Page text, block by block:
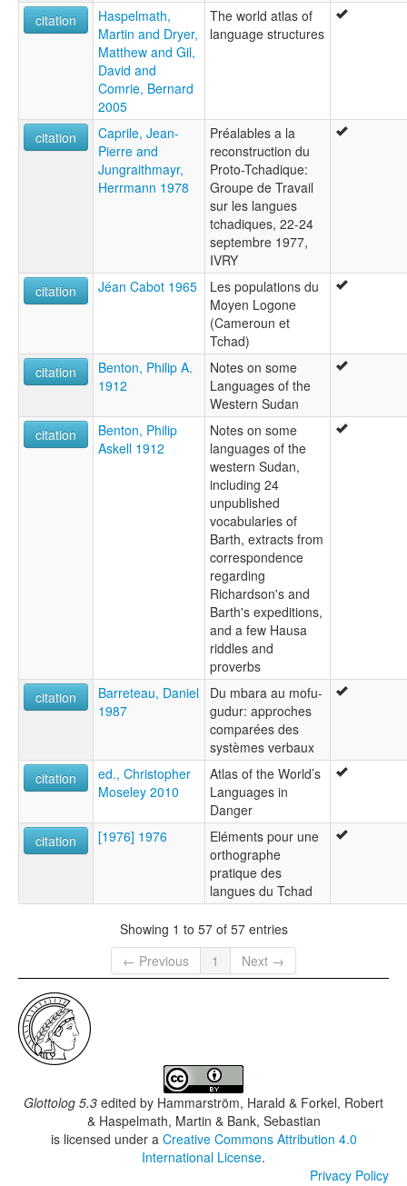
citation
Haspelmath,
Martin and Dryer,
Matthew and Gil,
David and
Comrie, Bernard
2005
The world atlas of
language structures
citation
Caprile, Jean-
Pierre and
Jungraithmayr,
Herrmann 1978
Préalables a la
reconstruction du
Proto-Tchadique:
Groupe de Travail
sur les langues
tchadiques, 22-24
septembre 1977,
IVRY
citation
Jéan Cabot 1965
Les populations du
Moyen Logone
(Cameroun et
Tchad)
citation
Benton, Philip A.
1912
Notes on some
Languages of the
Western Sudan
citation
Benton, Philip
Askell 1912
Notes on some
languages of the
western Sudan,
including 24
unpublished
vocabularies of
Barth, extracts from
correspondence
regarding
Richardson's and
Barth's expeditions,
and a few Hausa
riddles and
proverbs
citation
Barreteau, Daniel
1987
Du mbara au mofu-
gudur: approches
comparées des
systèmes verbaux
citation
ed., Christopher
Moseley 2010
Atlas of the World’s
Languages in
Danger
citation
[1976] 1976
Eléments pour une
orthographe
pratique des
langues du Tchad
Showing 1 to 57 of 57 entries
← Previous
1 Next →
Glottolog 5.3 edited by Hammarström, Harald & Forkel, Robert
& Haspelmath, Martin & Bank, Sebastian
is licensed under a Creative Commons Attribution 4.0
International License.
Privacy Policy